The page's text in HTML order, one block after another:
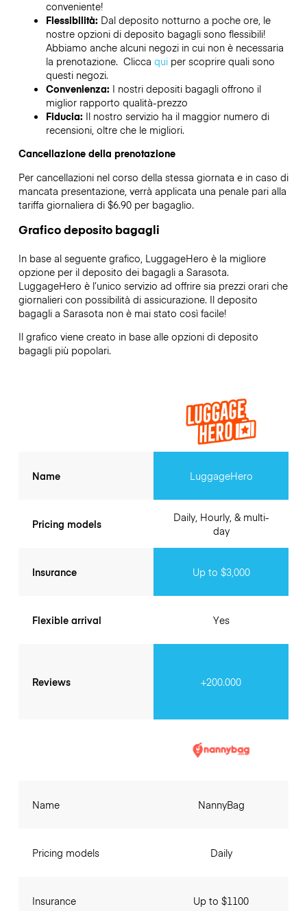
conveniente!
Flessibilità: Dal deposito notturno a poche ore, le
nostre opzioni di deposito bagagli sono flessibili!
Abbiamo anche alcuni negozi in cui non è necessaria
la prenotazione. Clicca quiper scoprire quali sono
questi negozi.
Convenienza: I nostri depositi bagagli offrono il
miglior rapporto qualità-prezzo
Fiducia: Il nostro servizio ha il maggior numero di
recensioni, oltre che le migliori.
Cancellazione della prenotazione
Per cancellazioni nel corso della stessa giornata e in caso di
mancata presentazione, verrà applicata una penale pari alla
tariffa giornaliera di $6.90 per bagaglio.
Grafico deposito bagagli
In base al seguente grafico, LuggageHero è la migliore
opzione per il deposito dei bagagli a Sarasota.
LuggageHero è l’unico servizio ad offrire sia prezzi orari che
giornalieri con possibilità di assicurazione. Il deposito
bagagli a Sarasota non è mai stato così facile!
Il grafico viene creato in base alle opzioni di deposito
bagagli più popolari.
Name
Pricing models
Insurance
Flexible arrival
Reviews
LuggageHero
Daily, Hourly, & multi-
day
Up to $3,000
Yes
+200.000
Name
Pricing models
Insurance
NannyBag
Daily
Up to $1100